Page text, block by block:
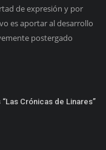
de expresión y por
es aportar al desarrollo
postergado
Crónicas de Linares”